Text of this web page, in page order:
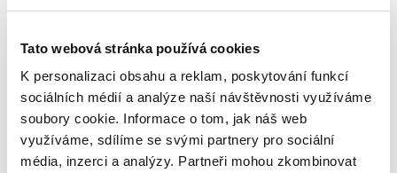
Tato webová stránka používá cookies
K personalizaci obsahu a reklam, poskytování funkcí
sociálních médií a analýze naší návštěvnosti využíváme
soubory cookie. Informace o tom, jak náš web
využíváme, sdílíme se svými partnery pro sociální
média, inzerci a analýzy. Partneři mohou zkombinovat
prostředí představují, je zapotřebí vzít v úvahu celý
a její likvidaci. Plenky Muumi Baby jsou vyrobeny
z pečlivě vybraných surovin od lokálních výrobců.
Finská celulóza v plenkách Muumi Baby je zcela
bez chlóru a je bělená pomocí 100% čistého kyslíku.
Jedná se o nejbezpečnější řešení pro životní